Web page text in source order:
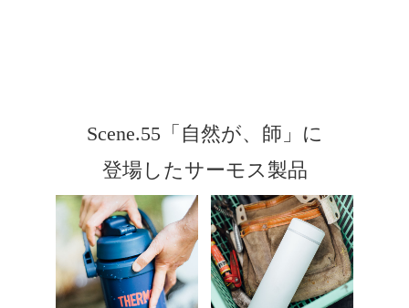
Scene.55「自然が、師」に
登場したサーモス製品